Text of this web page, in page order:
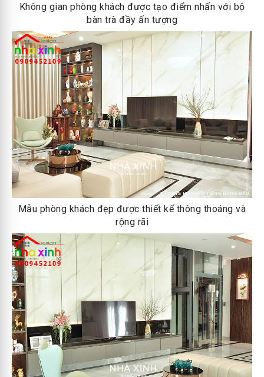
Không gian phòng khách được tạo điểm nhấn với bộ
bàn trà đầy ấn tượng
Mẫu phòng khách đẹp được thiết kế thông thoáng và
rộng rãi